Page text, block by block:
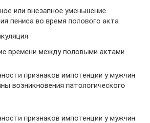
или внезапное уменьшение
пениса во время полового акта
времени между половыми актами
признаков импотенции у мужчин
возникновения патологического
признаков импотенции у мужчин